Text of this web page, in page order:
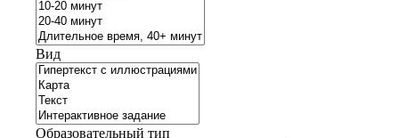
Вид
Образовательный тип